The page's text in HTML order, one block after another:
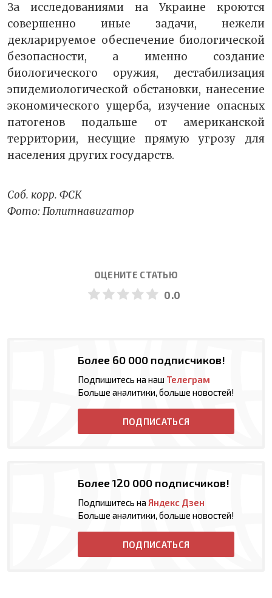
За исследованиями на Украине кроются
совершенно иные задачи, нежели
декларируемое обеспечение биологической
безопасности, а именно создание
биологического оружия, дестабилизация
эпидемиологической обстановки, нанесение
экономического ущерба, изучение опасных
патогенов подальше от американской
территории, несущие прямую угрозу для
населения других государств.
Соб. корр. ФСК
Фото: Политнавигатор
ОЦЕНИТЕ СТАТЬЮ
0.0
Более 60 000 подписчиков!
Подпишитесь на наш Телеграм
Больше аналитики, больше новостей!
ПОДПИСАТЬСЯ
Более 120 000 подписчиков!
Подпишитесь на Яндекс Дзен
Больше аналитики, больше новостей!
ПОДПИСАТЬСЯ